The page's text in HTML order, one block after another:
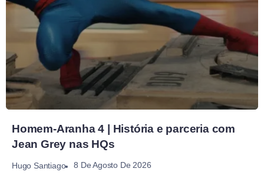
Homem-Aranha 4 | História e parceria com
Jean Grey nas HQs
Hugo Santiago 8 De Agosto De 2026